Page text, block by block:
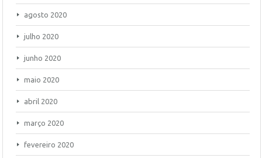
agosto 2020
julho 2020
junho 2020
maio 2020
abril 2020
março 2020
fevereiro 2020